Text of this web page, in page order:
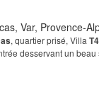
Var, Provence-
, quartier prisé, Villa T4
desservant un